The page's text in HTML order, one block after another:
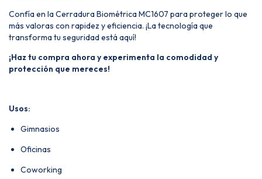
Confía en la Cerradura Biométrica MC1607 para proteger lo que
más valoras con rapidez y eficiencia. ¡La tecnología que
transforma tu seguridad está aquí!
¡Haz tu compra ahora y experimenta la comodidad y
protección que mereces!
Usos:
Gimnasios
Oficinas
Coworking